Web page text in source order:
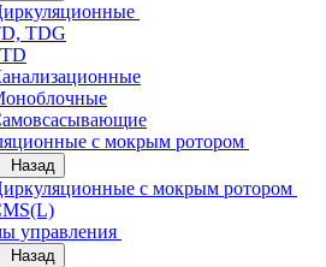
TDG
с мокрым ротором
Назад
с мокрым ротором
управления
Назад